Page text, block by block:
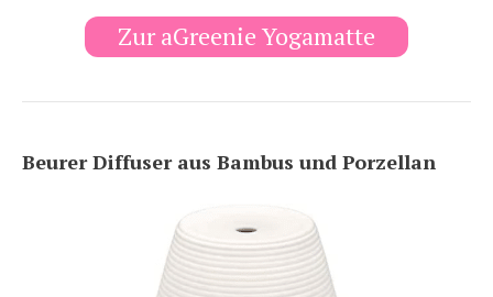
Zur aGreenie Yogamatte
Beurer Diffuser aus Bambus und Porzellan